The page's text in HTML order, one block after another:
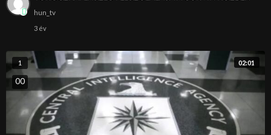
hun_tv
3 év
02:01
1
00